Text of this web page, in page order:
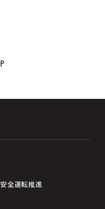
安全運転推進